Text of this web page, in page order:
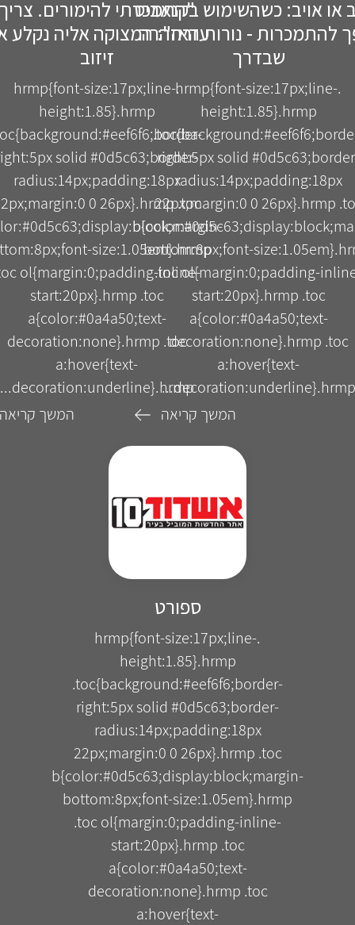
או אויב: כשהשימוש בקנאביס
להתמכרות - נורות האזהרה
שבדרך
.hrmp{font-size:17px;line-
height:1.85}.hrmp
right:5px solid
radius:14px;padding:18px
22px;margin:0 0 26px}.hrmp
bottom:8px;font-
.toc ol{margin:0;padding-
start:20px}.hrmp .toc
a{color:#0a4a50;text-
decoration:none}.hrmp .toc
a:hover{text-
decoration:underline}.hrmp...
המשך קריאה
"התמכרתי להימורים.
עזרה": המצוקה אליה נקלע
זיזוב
.hrmp{font-size:17px;line-
height:1.85}.hrmp
solid #0d5c63;border-
radius:14px;padding:18px
0 26px}.hrmp .toc
size:1.05em}.hrmp
ol{margin:0;padding-inline-
start:20px}.hrmp .toc
a{color:#0a4a50;text-
decoration:none}.hrmp .toc
a:hover{text-
decoration:underline}.hrmp...
המשך קריאה
ספורט
.hrmp{font-size:17px;line-
height:1.85}.hrmp
.toc{background:#eef6f6;border-
right:5px solid #0d5c63;border-
radius:14px;padding:18px
22px;margin:0 0 26px}.hrmp .toc
b{color:#0d5c63;display:block;margin-
bottom:8px;font-size:1.05em}.hrmp
.toc ol{margin:0;padding-inline-
start:20px}.hrmp .toc
a{color:#0a4a50;text-
decoration:none}.hrmp .toc
a:hover{text-